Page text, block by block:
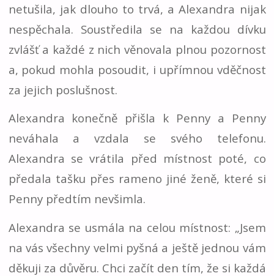
netušila, jak dlouho to trvá, a Alexandra nijak
nespěchala. Soustředila se na každou dívku
zvlášť a každé z nich věnovala plnou pozornost
a, pokud mohla posoudit, i upřímnou vděčnost
za jejich poslušnost.
Alexandra konečně přišla k Penny a Penny
neváhala a vzdala se svého telefonu.
Alexandra se vrátila před místnost poté, co
předala tašku přes rameno jiné ženě, které si
Penny předtím nevšimla.
Alexandra se usmála na celou místnost: „Jsem
na vás všechny velmi pyšná a ještě jednou vám
děkuji za důvěru. Chci začít den tím, že si každá